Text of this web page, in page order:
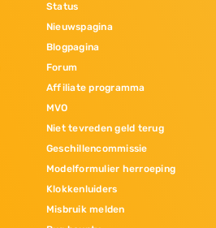
Status
Nieuwspagina
Blogpagina
Forum
Affiliate programma
MVO
Niet tevreden geld terug
Geschillencommissie
Modelformulier herroeping
Klokkenluiders
Misbruik melden